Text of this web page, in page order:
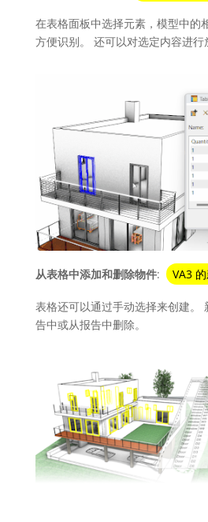
在表格面板中选择元素，模型中的
方便识别。 还可以对选定内容进行
从表格中添加和删除物件: VA3
表格还可以通过手动选择来创建。
告中或从报告中删除。